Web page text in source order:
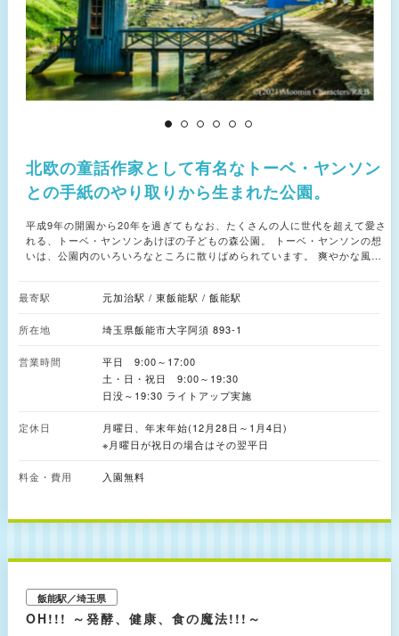
北欧の童話作家として有名なトーベ・ヤンソン
との手紙のやり取りから生まれた公園。
平成9年の開園から20年を過ぎてもなお、たくさんの人に世代を超えて愛さ
れる、トーベ・ヤンソンあけぼの子どもの森公園。 トーベ・ヤンソンの想
いは、公園内のいろいろなところに散りばめられています。 爽やかな風や
な空間が、トーベ・ヤンソンあけぼの子どもの森公園です。 四季折々、そ
最寄駅 元加治駅 / 東飯能駅 / 飯能駅
所在地 埼玉県飯能市大字阿須 893-1
営業時間
平日 9:00～17:00
土・日・祝日 9:00～19:30
日没～19:30 ライトアップ実施
定休日
月曜日、年末年始(12月28日～1月4日)
※月曜日が祝日の場合はその翌平日
料金・費用 入園無料
飯能駅／埼玉県
OH!!! ～発酵、健康、食の魔法!!!～